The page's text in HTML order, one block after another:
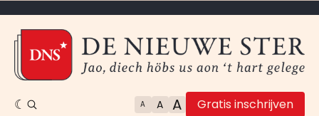
A A A Gratis inschrijven